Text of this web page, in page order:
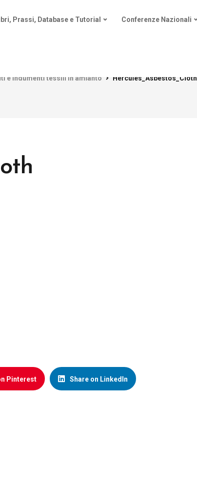
Prassi, Database e Tutorial Conferenze Nazionali
e indumenti tessili in amianto Hercules_Asbestos_Cloth
Pinterest Share on LinkedIn